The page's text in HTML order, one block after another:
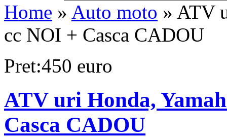
Home » Auto moto » ATV
cc NOI + Casca CADOU
Pret:450 euro
ATV uri Honda,
Casca CADOU